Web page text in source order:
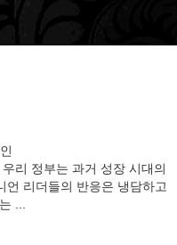
리 정부는 과거 성장 시대의
리더들의 반응은 냉담하고
...